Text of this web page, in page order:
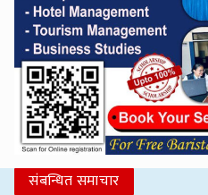
संबन्धित समाचार